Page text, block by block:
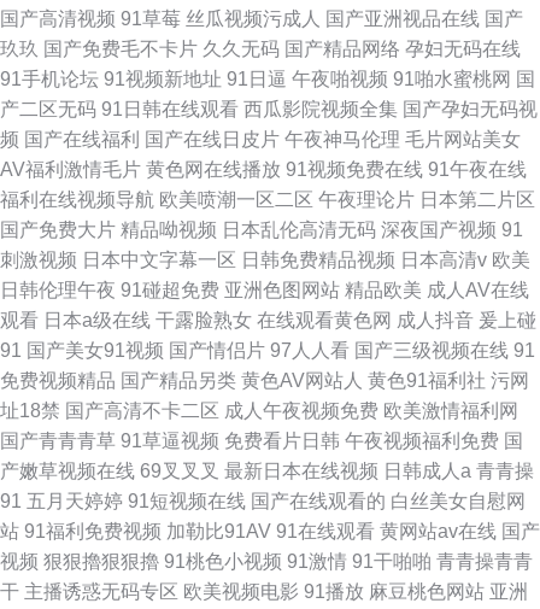
国产高清视频 91草莓 丝瓜视频污成人 国产亚洲视品在线 国产
玖玖 国产免费毛不卡片 久久无码 国产精品网络 孕妇无码在线
91手机论坛 91视频新地址 91日逼 午夜啪视频 91啪水蜜桃网 国
产二区无码 91日韩在线观看 西瓜影院视频全集 国产孕妇无码视
频 国产在线福利 国产在线日皮片 午夜神马伦理 毛片网站美女
AV福利激情毛片 黄色网在线播放 91视频免费在线 91午夜在线
福利在线视频导航 欧美喷潮一区二区 午夜理论片 日本第二片区
国产免费大片 精品呦视频 日本乱伦高清无码 深夜国产视频 91
刺激视频 日本中文字幕一区 日韩免费精品视频 日本高清v 欧美
日韩伦理午夜 91碰超免费 亚洲色图网站 精品欧美 成人AV在线
观看 日本a级在线 干露脸熟女 在线观看黄色网 成人抖音 爰上碰
91 国产美女91视频 国产情侣片 97人人看 国产三级视频在线 91
免费视频精品 国产精品另类 黄色AV网站人 黄色91福利社 污网
址18禁 国产高清不卡二区 成人午夜视频免费 欧美激情福利网
国产青青青草 91草逼视频 免费看片日韩 午夜视频福利免费 国
产嫩草视频在线 69叉叉叉 最新日本在线视频 日韩成人a 青青操
91 五月天婷婷 91短视频在线 国产在线观看的 白丝美女自慰网
站 91福利免费视频 加勒比91AV 91在线观看 黄网站av在线 国产
视频 狠狠擼狠狠擼 91桃色小视频 91激情 91干啪啪 青青操青青
干 主播诱惑无码专区 欧美视频电影 91播放 麻豆桃色网站 亚洲